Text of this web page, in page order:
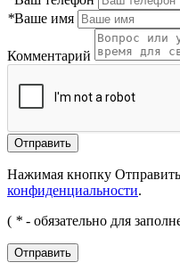
*Ваше имя
Комментарий
Нажимая кнопку
конфиденциальности.
( * - обязательно для